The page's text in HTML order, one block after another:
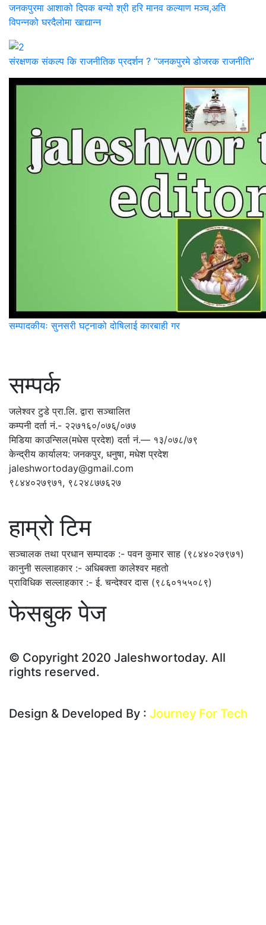
जनकपुरमा आशाको दिपक बन्यो श्री हरि मानव कल्याण मञ्च,अति
विपन्नको घरदैलोमा खाद्यान्न
संरक्षणक संकल्प कि राजनीतिक प्रदर्शन ? “जनकपुरमे डोजरक राजनीति”
सम्पादकीयः सुनसरी घट्नाको दोषिलाई कारबाही गर
सम्पर्क
जलेश्वर टुडे प्रा.लि. द्वारा सञ्चालित
कम्पनी दर्ता नं.- २२७१६०/०७६्/०७७
मिडिया काउन्सिल(मधेस प्रदेश) दर्ता नं.— १३/०७८/७९
केन्द्रीय कार्यालय: जनकपुर, धनुषा, मधेश प्रदेश
jaleshwortoday@gmail.com
९८४४०२७९७१, ९८२४८७७६२७
हाम्रो टिम
सञ्चालक तथा प्रधान सम्पादक :- पवन कुमार साह (९८४४०२७९७१)
कानुनी सल्लाहकार :- अधिबक्ता कालेश्वर महतो
प्राविधिक सल्लाहकार :- ई. चन्देश्वर दास (९८६०१५५०८९)
फेसबुक पेज
© Copyright 2020 Jaleshwortoday. All
rights reserved.
Design & Developed By : Journey For Tech